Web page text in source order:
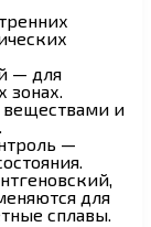
— для
зонах.
и
—
для
сплавы.